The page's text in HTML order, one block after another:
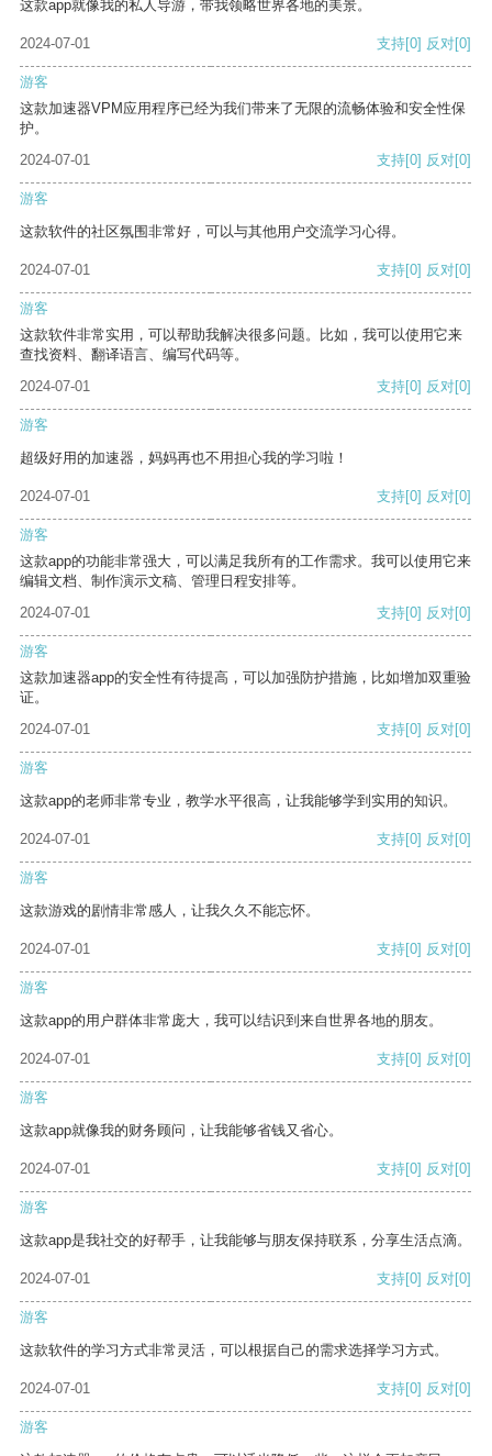
这款app就像我的私人导游，带我领略世界各地的美景。
2024-07-01 支持[0] 反对[0]
游客
这款加速器VPM应用程序已经为我们带来了无限的流畅体验和安全性保
护。
2024-07-01
支持[0] 反对[0]
游客
这款软件的社区氛围非常好，可以与其他用户交流学习心得。
2024-07-01 支持[0] 反对[0]
游客
这款软件非常实用，可以帮助我解决很多问题。比如，我可以使用它来
查找资料、翻译语言、编写代码等。
2024-07-01
支持[0] 反对[0]
游客
超级好用的加速器，妈妈再也不用担心我的学习啦！
2024-07-01 支持[0] 反对[0]
游客
这款app的功能非常强大，可以满足我所有的工作需求。我可以使用它来
编辑文档、制作演示文稿、管理日程安排等。
2024-07-01
支持[0] 反对[0]
游客
这款加速器app的安全性有待提高，可以加强防护措施，比如增加双重验
证。
2024-07-01
支持[0] 反对[0]
游客
这款app的老师非常专业，教学水平很高，让我能够学到实用的知识。
2024-07-01 支持[0] 反对[0]
游客
这款游戏的剧情非常感人，让我久久不能忘怀。
2024-07-01 支持[0] 反对[0]
游客
这款app的用户群体非常庞大，我可以结识到来自世界各地的朋友。
2024-07-01 支持[0] 反对[0]
游客
这款app就像我的财务顾问，让我能够省钱又省心。
2024-07-01 支持[0] 反对[0]
游客
这款app是我社交的好帮手，让我能够与朋友保持联系，分享生活点滴。
2024-07-01 支持[0] 反对[0]
游客
这款软件的学习方式非常灵活，可以根据自己的需求选择学习方式。
2024-07-01 支持[0] 反对[0]
游客